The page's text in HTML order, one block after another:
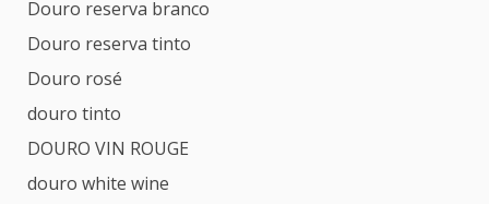
Douro reserva branco
Douro reserva tinto
Douro rosé
douro tinto
DOURO VIN ROUGE
douro white wine